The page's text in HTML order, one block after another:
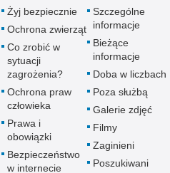
Żyj bezpiecznie
Ochrona zwierząt
Co zrobić w
sytuacji
zagrożenia?
Ochrona praw
człowieka
Prawa i
obowiązki
Bezpieczeństwo
w internecie
Szczególne
informacje
Bieżące
informacje
Doba w liczbach
Poza służbą
Galerie zdjęć
Filmy
Zaginieni
Poszukiwani